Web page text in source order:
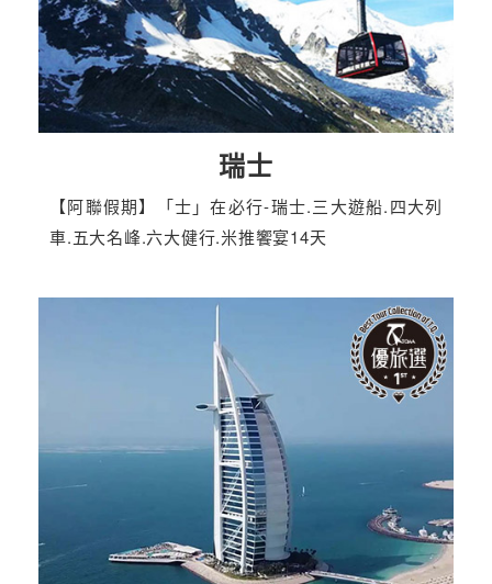
瑞士
【阿聯假期】「士」在必行-瑞士.三大遊船.四大列
車.五大名峰.六大健行.米推饗宴14天